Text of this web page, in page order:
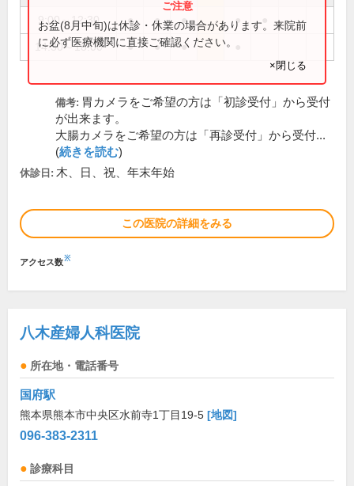
9:00～12:30 ● ● ● ●
14:30～18:00 ● ● ●
お盆(8月中旬)は休診・休業の場合があります。来院前
に必ず医療機関に直接ご確認ください。
×閉じる
備考: 胃カメラをご希望の方は「初診受付」から受付
が出来ます。
大腸カメラをご希望の方は「再診受付」から受付...
(続きを読む)
休診日: 木、日、祝、年末年始
この医院の詳細をみる
アクセス数※
八木産婦人科医院
所在地・電話番号
国府駅
熊本県熊本市中央区水前寺1丁目19-5 [地図]
096-383-2311
診療科目